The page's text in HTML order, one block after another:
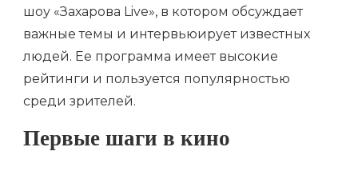
шоу «Захарова Live», в котором обсуждает
важные темы и интервьюирует известных
людей. Ее программа имеет высокие
рейтинги и пользуется популярностью
среди зрителей.
Первые шаги в кино